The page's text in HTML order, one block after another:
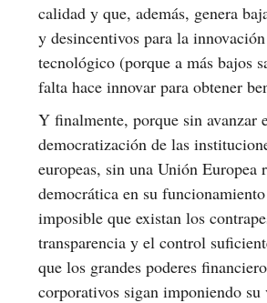
calidad y que, además, genera
y desincentivos para la
tecnológico (porque a más bajos
falta hace innovar para obtener
Y finalmente, porque sin avanzar
democratización de las
europeas, sin una Unión Europea
democrática en su
imposible que existan los
transparencia y el control
que los grandes poderes
corporativos sigan imponiendo su